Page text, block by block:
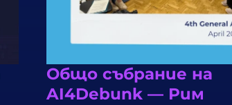
Общо събрание на
AI4Debunk — Рим